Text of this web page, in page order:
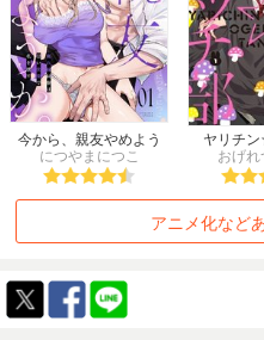
2004年冬
2004年春
2003年冬
2003年春
2002年冬
2002年春
2001年冬
2001年春
2000年
1999年
1996年
1995年
1992年
1991年
1987年
1980年
1976年
今から、親友やめよう
か。～腐れ縁同僚は甘い
快楽で私を壊す～
につやまにつこ
ヤリチ
おげ
アニメ化など